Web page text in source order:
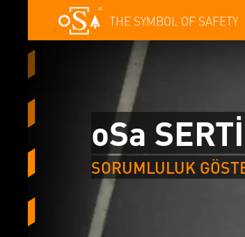
THE SYMBOL OF SAFETY
SORUMLULUK
oSa